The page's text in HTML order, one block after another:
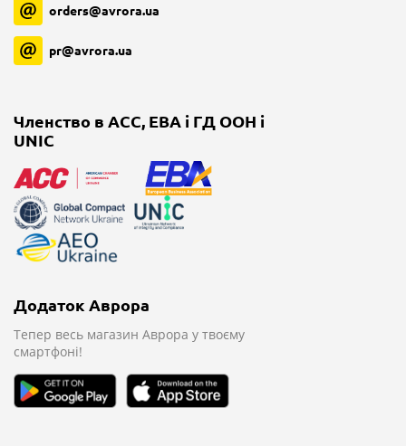
orders@avrora.ua
pr@avrora.ua
Членство в ACC, EBA і ГД ООН і
UNIC
Додаток Аврора
Тепер весь магазин Аврора у твоєму
смартфоні!